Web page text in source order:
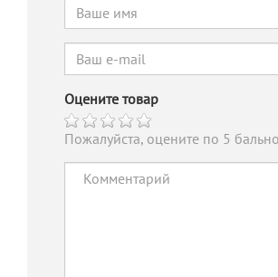
Оцените товар
Пожалуйста, оцените по 5